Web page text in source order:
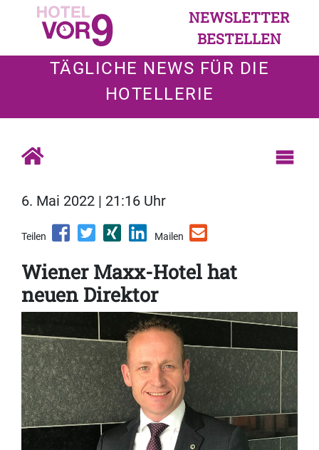
NEWSLETTER
BESTELLEN
TÄGLICHE NEWS FÜR DIE
HOTELLERIE
6. Mai 2022 | 21:16 Uhr
Teilen Mailen
Wiener Maxx-Hotel hat
neuen Direktor